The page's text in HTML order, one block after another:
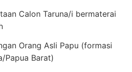
Calon Taruna/i bermaterai
Orang Asli Papu (formasi
Papua Barat)